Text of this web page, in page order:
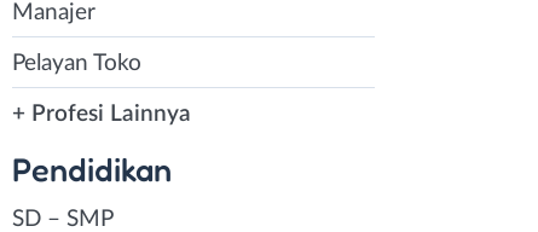
Manajer
Pelayan Toko
+ Profesi Lainnya
Pendidikan
SD – SMP